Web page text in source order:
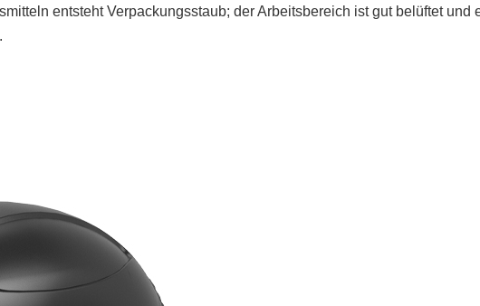
entsteht Verpackungsstaub; der Arbeitsbereich ist gut belüftet und